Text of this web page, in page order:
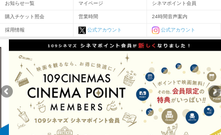
お知らせ一覧 マイページ シネマポイント会員
購入チケット照会 営業時間 24時間音声案内
採用情報 公式アカウント 公式アカウント